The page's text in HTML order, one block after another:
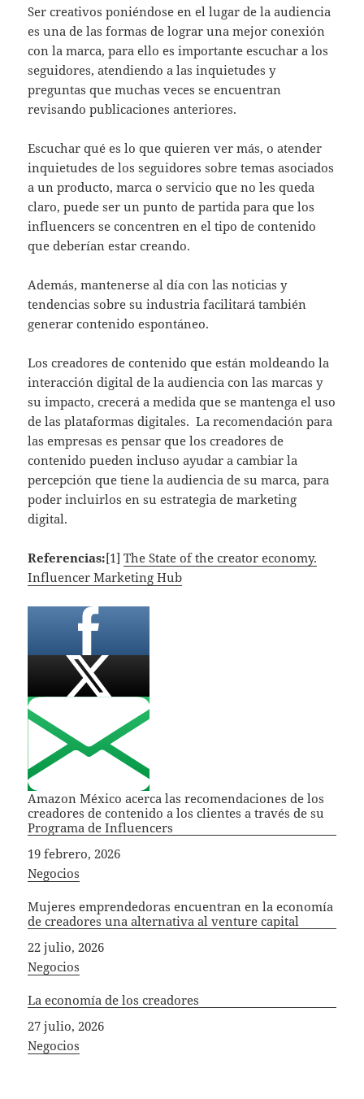
Ser creativos poniéndose en el lugar de la audiencia
es una de las formas de lograr una mejor conexión
con la marca, para ello es importante escuchar a los
seguidores, atendiendo a las inquietudes y
preguntas que muchas veces se encuentran
revisando publicaciones anteriores.
Escuchar qué es lo que quieren ver más, o atender
inquietudes de los seguidores sobre temas asociados
a un producto, marca o servicio que no les queda
claro, puede ser un punto de partida para que los
influencers se concentren en el tipo de contenido
que deberían estar creando.
Además, mantenerse al día con las noticias y
tendencias sobre su industria facilitará también
generar contenido espontáneo.
Los creadores de contenido que están moldeando la
interacción digital de la audiencia con las marcas y
su impacto, crecerá a medida que se mantenga el uso
de las plataformas digitales. La recomendación para
las empresas es pensar que los creadores de
contenido pueden incluso ayudar a cambiar la
percepción que tiene la audiencia de su marca, para
poder incluirlos en su estrategia de marketing
digital.
Referencias:[1]The State of the creator economy.
Influencer Marketing Hub
Amazon México acerca las recomendaciones de los
creadores de contenido a los clientes a través de su
Programa de Influencers
Fecha
19 febrero, 2026
In relation to
Negocios
Mujeres emprendedoras encuentran en la economía
de creadores una alternativa al venture capital
Fecha
22 julio, 2026
In relation to
Negocios
La economía de los creadores
Fecha
27 julio, 2026
In relation to
Negocios